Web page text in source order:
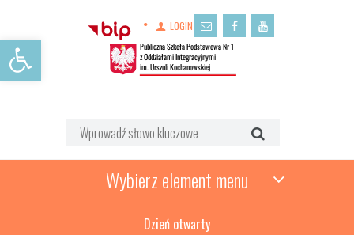
Open toolbar
LOGIN
Wybierz element menu
Dzień otwarty